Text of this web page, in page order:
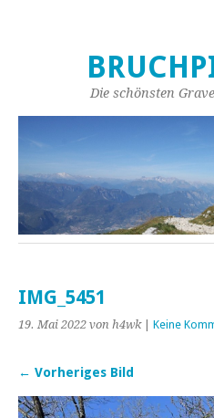
Die schönsten
IMG_5451
19. Mai 2022 von h4wk| Keine
← Vorheriges Bild